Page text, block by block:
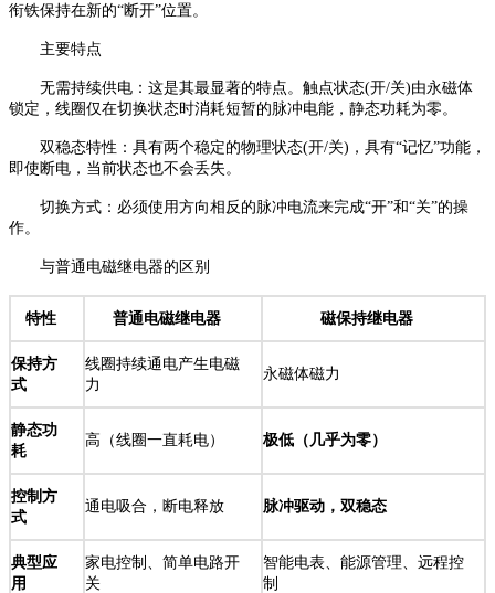
衔铁保持在新的“断开”位置。
主要特点
无需持续供电：这是其最显著的特点。触点状态(开/关)由永磁体
锁定，线圈仅在切换状态时消耗短暂的脉冲电能，静态功耗为零。
双稳态特性：具有两个稳定的物理状态(开/关)，具有“记忆”功能，
即使断电，当前状态也不会丢失。
切换方式：必须使用方向相反的脉冲电流来完成“开”和“关”的操
作。
与普通电磁继电器的区别
特性 普通电磁继电器 磁保持继电器
保持方
式
线圈持续通电产生电磁
力
永磁体磁力
静态功
耗
高（线圈一直耗电） 极低（几乎为零）
控制方
式
通电吸合，断电释放 脉冲驱动，双稳态
典型应
用
家电控制、简单电路开
关
智能电表、能源管理、远程控
制